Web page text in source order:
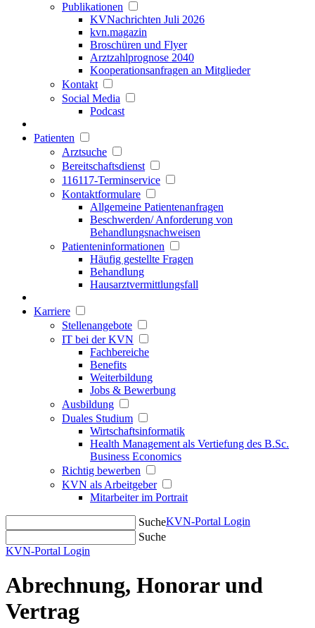
Publikationen
KVNachrichten Juli 2026
kvn.magazin
Broschüren und Flyer
Arztzahlprognose 2040
Kooperationsanfragen an Mitglieder
Kontakt
Social Media
Podcast
Patienten
Arztsuche
Bereitschaftsdienst
116117-Terminservice
Kontaktformulare
Allgemeine Patientenanfragen
Beschwerden/ Anforderung von
Behandlungsnachweisen
Patienteninformationen
Häufig gestellte Fragen
Behandlung
Hausarztvermittlungsfall
Karriere
Stellenangebote
IT bei der KVN
Fachbereiche
Benefits
Weiterbildung
Jobs & Bewerbung
Ausbildung
Duales Studium
Wirtschaftsinformatik
Health Management als Vertiefung des B.Sc.
Business Economics
Richtig bewerben
KVN als Arbeitgeber
Mitarbeiter im Portrait
SucheKVN-Portal Login
Suche
KVN-Portal Login
Abrechnung, Honorar und
Vertrag